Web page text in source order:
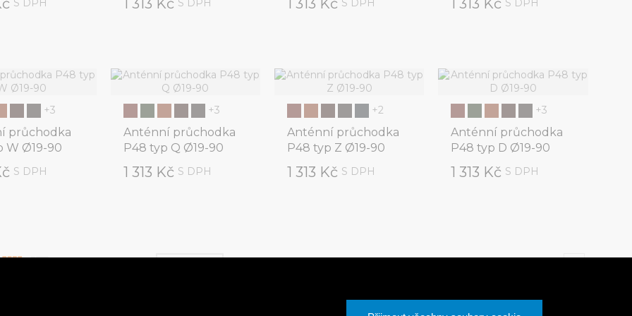
S DPH 1 313 Kč S DPH 1 313 Kč S DPH 1 313 Kč S DPH
+3
průchodka
W Ø19-90
S DPH
+3
Anténní průchodka
P48 typ Q Ø19-90
1 313 Kč S DPH
+2
Anténní průchodka
P48 typ Z Ø19-90
1 313 Kč S DPH
+3
Anténní průchodka
P48 typ D Ø19-90
1 313 Kč S DPH
